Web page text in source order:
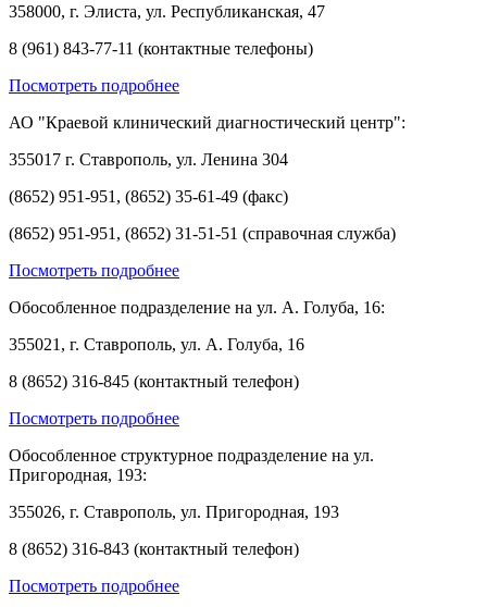
358000, г. Элиста, ул. Республиканская, 47
8 (961) 843-77-11 (контактные телефоны)
Посмотреть подробнее
АО "Краевой клинический диагностический центр":
355017 г. Ставрополь, ул. Ленина 304
(8652) 951-951, (8652) 35-61-49 (факс)
(8652) 951-951, (8652) 31-51-51 (справочная служба)
Посмотреть подробнее
Обособленное подразделение на ул. А. Голуба, 16:
355021, г. Ставрополь, ул. А. Голуба, 16
8 (8652) 316-845 (контактный телефон)
Посмотреть подробнее
Обособленное структурное подразделение на ул.
Пригородная, 193:
355026, г. Ставрополь, ул. Пригородная, 193
8 (8652) 316-843 (контактный телефон)
Посмотреть подробнее